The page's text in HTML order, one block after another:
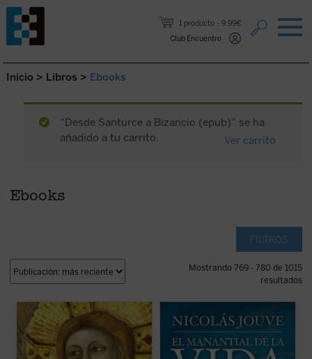
1 producto
9,99€
Club Encuentro
Saltar al contenido.
Inicio > Libros > Ebooks
“Desde Santurce a Bizancio (epub)” se ha
añadido a tu carrito.
Ver carrito
Ebooks
FILTROS
Mostrando 769 - 780 de 1015
resultados
«Una obra sólida sobre el Concilio y un
estimulante de la vida cristiana». Con estas
palabras describe Henri de Lubac
El Rostro
del Resucitado
, volumen con el que Marie-
Josep Le Guillou, perito en el Concilio
Vaticano II y uno de los ...
(ver ficha)
¿Qué concepto tenemos del ser humano
como ente biológico? ¿Cómo pudo la
evolución generar un ser consciente y
ético a partir de unas bestias instintivas y
egoístas? ¿Por qué le atribuimos al ser
humano el mayor valor y dignidad entre los